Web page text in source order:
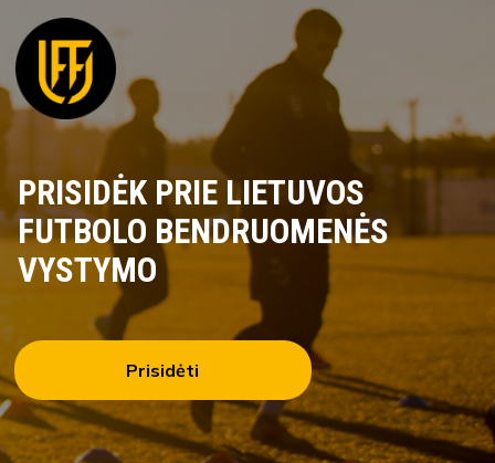
PRISIDĖK PRIE LIETUVOS
FUTBOLO BENDRUOMENĖS
VYSTYMO
Prisidėti